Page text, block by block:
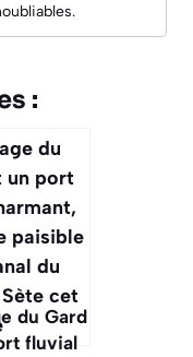
:
du Gard
fluvial